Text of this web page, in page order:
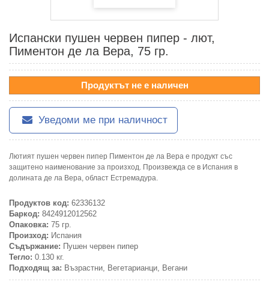
Испански пушен червен пипер - лют,
Пиментон де ла Вера, 75 гр.
Продуктът не е наличен
Уведоми ме при наличност
Лютият пушен червен пипер Пиментон де ла Вера е продукт със
защитено наименование за произход. Произвежда се в Испания в
долината де ла Вера, област Естремадура.
Продуктов код: 62336132
Баркод: 8424912012562
Опаковка: 75 гр.
Произход: Испания
Съдържание: Пушен червен пипер
Тегло: 0.130 кг.
Подходящ за: Възрастни, Вегетарианци, Вегани